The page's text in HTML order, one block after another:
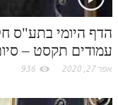
עמודים תקסט –
אפר 27, 2020 936